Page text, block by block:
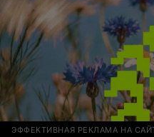
ЭФФЕКТИВНАЯ РЕКЛАМА НА